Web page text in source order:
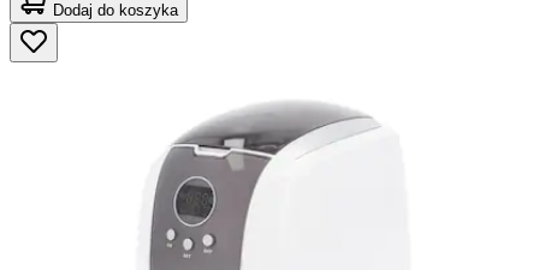
Dodaj do koszyka